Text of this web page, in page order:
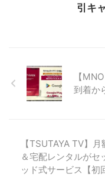
引キ
【
到着か
【TSUTAYA TV】
＆宅配レンタルがセ
ッド式サービス【初